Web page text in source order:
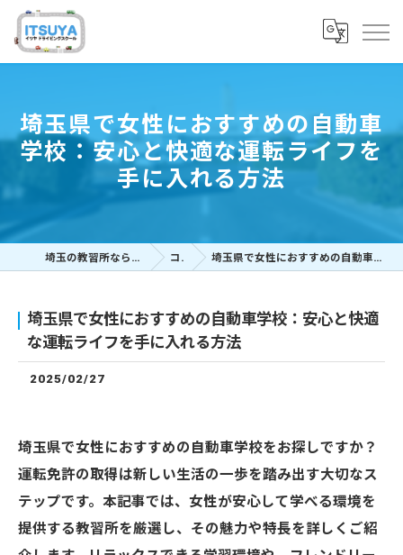
埼玉県で女性におすすめの自動車
学校：安心と快適な運転ライフを
手に入れる方法
埼玉の教習所ならイツヤドライビングスクール コラム 埼玉県で女性におすすめの自動車学校：安心と快適な運転ライフを手に入れる方法
埼玉県で女性におすすめの自動車学校：安心と快適
な運転ライフを手に入れる方法
2025/02/27
埼玉県で女性におすすめの自動車学校をお探しですか？
運転免許の取得は新しい生活の一歩を踏み出す大切なス
テップです。本記事では、女性が安心して学べる環境を
提供する教習所を厳選し、その魅力や特長を詳しくご紹